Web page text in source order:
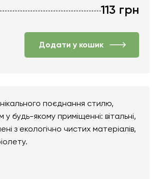
113 грн
Додати у кошик
поєднання стилю,
будь-якому приміщенні: вітальні,
з екологічно чистих матеріалів,